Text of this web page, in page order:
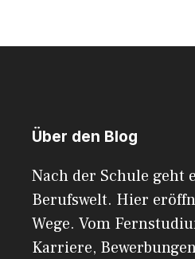
Über den Blog
Nach der Schule geht
Berufswelt. Hier
Wege. Vom
Karriere,